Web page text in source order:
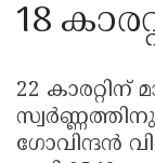
18
22 കാരറ്റിന്
ഗോവിന്ദൻ